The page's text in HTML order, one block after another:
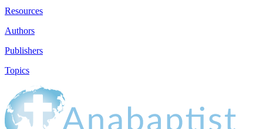
Resources
Authors
Publishers
Topics